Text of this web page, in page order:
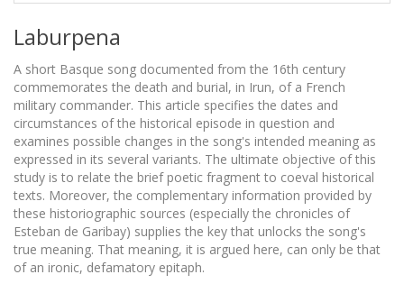
Laburpena
A short Basque song documented from the 16th century
commemorates the death and burial, in Irun, of a French
military commander. This article specifies the dates and
circumstances of the historical episode in question and
examines possible changes in the song's intended meaning as
expressed in its several variants. The ultimate objective of this
study is to relate the brief poetic fragment to coeval historical
texts. Moreover, the complementary information provided by
these historiographic sources (especially the chronicles of
Esteban de Garibay) supplies the key that unlocks the song's
true meaning. That meaning, it is argued here, can only be that
of an ironic, defamatory epitaph.